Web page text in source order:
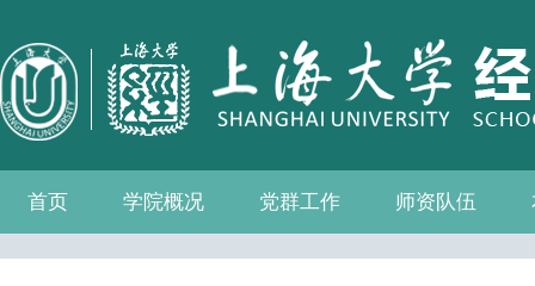
首页 学院概况
学院介绍 学院简介
发展历程
历任院长
现任领导
组织机构
学院愿景
党群工作
党务公开
党的建设
群众团体 工会
青联会
妇委会
退管会
学院制度
师资队伍
教师名录
人事专栏
招聘信息
博士后流动站